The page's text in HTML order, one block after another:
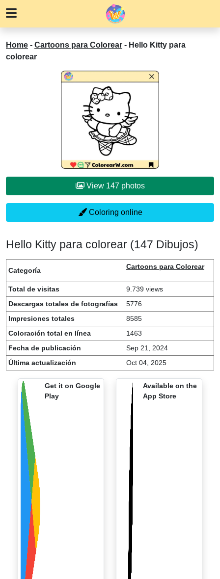
Home - Cartoons para Colorear - Hello Kitty para
colorear
View 147 photos
Coloring online
Hello Kitty para colorear (147 Dibujos)
Categoría Cartoons para Colorear
Total de visitas
9.739 views
Descargas totales de fotografías
5776
Impresiones totales
8585
Coloración total en línea
1463
Fecha de publicación
Sep 21, 2024
Última actualización
Oct 04, 2025
Get it on Google
Play
Available on the
App Store